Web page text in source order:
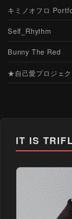
キミノオフロ
Self_Rhythm
Bunny The Red
★自己愛プロジェ
IT IS